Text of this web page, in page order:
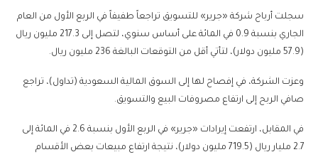
سجلت أرباح شركة «جرير» للتسويق تراجعاً طفيفاً في الربع الأول من العام
الجاري بنسبة 0.9 في المائة على أساس سنوي، لتصل إلى 217.3 مليون ريال
(57.9 مليون دولار)، لتأتي أقل من التوقعات البالغة 236 مليون ريال.
وعزت الشركة، في إفصاح لها إلى السوق المالية السعودية (تداول)، تراجع
صافي الربح إلى ارتفاع مصروفات البيع والتسويق.
في المقابل، ارتفعت إيرادات «جرير» في الربع الأول بنسبة 2.6 في المائة إلى
2.7 مليار ريال (719.5 مليون دولار)، نتيجة ارتفاع مبيعات بعض الأقسام